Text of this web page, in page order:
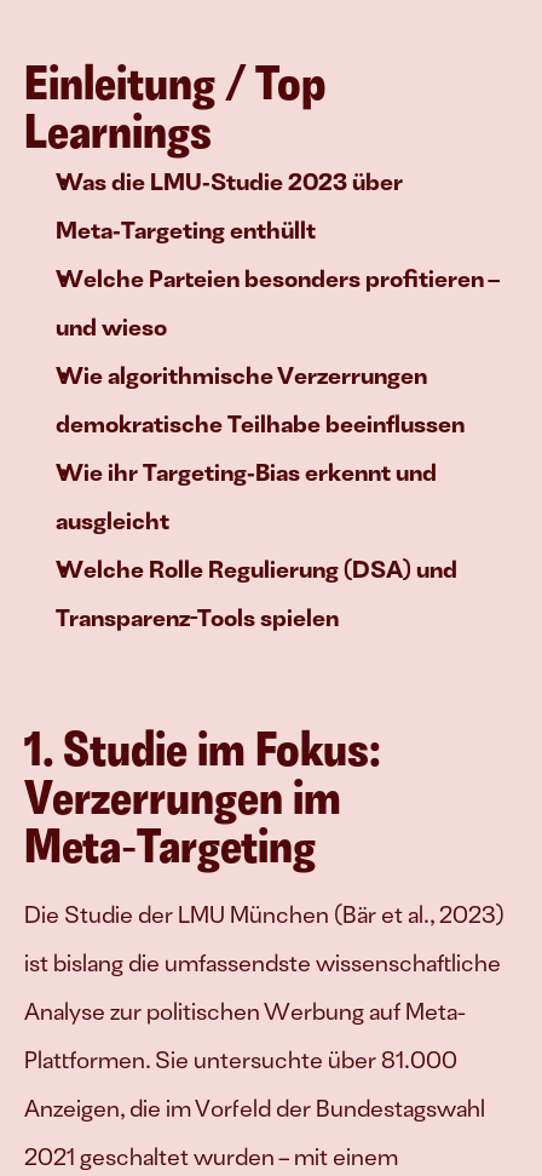
Join
Experts
Einleitung / Top
Learnings
Was die LMU‑Studie 2023 über
Meta‑Targeting enthüllt
Welche Parteien besonders profitieren –
und wieso
Wie algorithmische Verzerrungen
demokratische Teilhabe beeinflussen
Wie ihr Targeting‑Bias erkennt und
ausgleicht
Welche Rolle Regulierung (DSA) und
Transparenz-Tools spielen
1. Studie im Fokus:
Verzerrungen im
Meta‑Targeting
Die Studie der LMU München (Bär et al., 2023)
ist bislang die umfassendste wissenschaftliche
Analyse zur politischen Werbung auf Meta-
Plattformen. Sie untersuchte über 81.000
Anzeigen, die im Vorfeld der Bundestagswahl
2021 geschaltet wurden – mit einem